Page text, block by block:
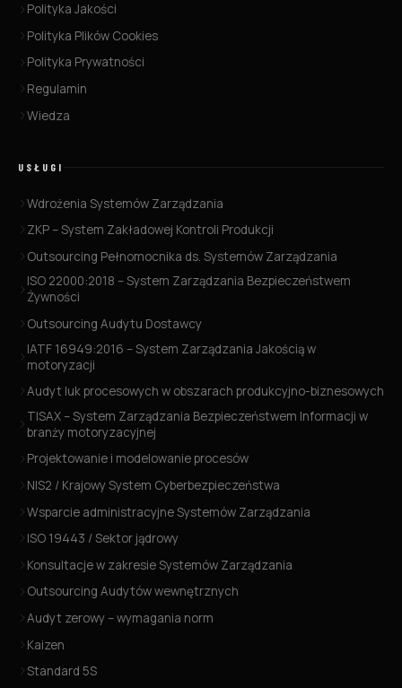
Polityka Jakości
Polityka Plików Cookies
Polityka Prywatności
Regulamin
Wiedza
USŁUGI
Wdrożenia Systemów Zarządzania
ZKP – System Zakładowej Kontroli Produkcji
Outsourcing Pełnomocnika ds. Systemów Zarządzania
ISO 22000:2018 – System Zarządzania Bezpieczeństwem
Żywności
Outsourcing Audytu Dostawcy
IATF 16949:2016 – System Zarządzania Jakością w
motoryzacji
Audyt luk procesowych w obszarach produkcyjno-biznesowych
TISAX – System Zarządzania Bezpieczeństwem Informacji w
branży motoryzacyjnej
Projektowanie i modelowanie procesów
NIS2 / Krajowy System Cyberbezpieczeństwa
Wsparcie administracyjne Systemów Zarządzania
ISO 19443 / Sektor jądrowy
Konsultacje w zakresie Systemów Zarządzania
Outsourcing Audytów wewnętrznych
Audyt zerowy – wymagania norm
Kaizen
Standard 5S